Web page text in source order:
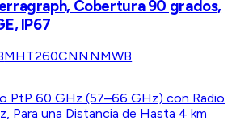
Cobertura 90 grados,
IP67
MHT260CNNNMWB